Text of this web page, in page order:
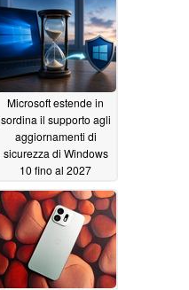
Microsoft estende in
sordina il supporto agli
aggiornamenti di
sicurezza di Windows
10 fino al 2027
06/28/2026